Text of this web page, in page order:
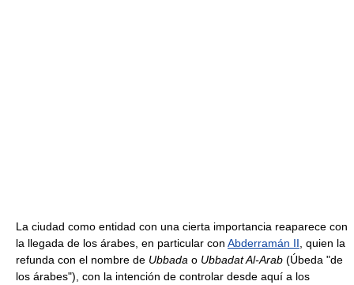
La ciudad como entidad con una cierta importancia reaparece con
la llegada de los árabes, en particular con Abderramán II , quien la
refunda con el nombre de Ubbada o Ubbadat Al-Arab (Úbeda "de
los árabes"), con la intención de controlar desde aquí a los